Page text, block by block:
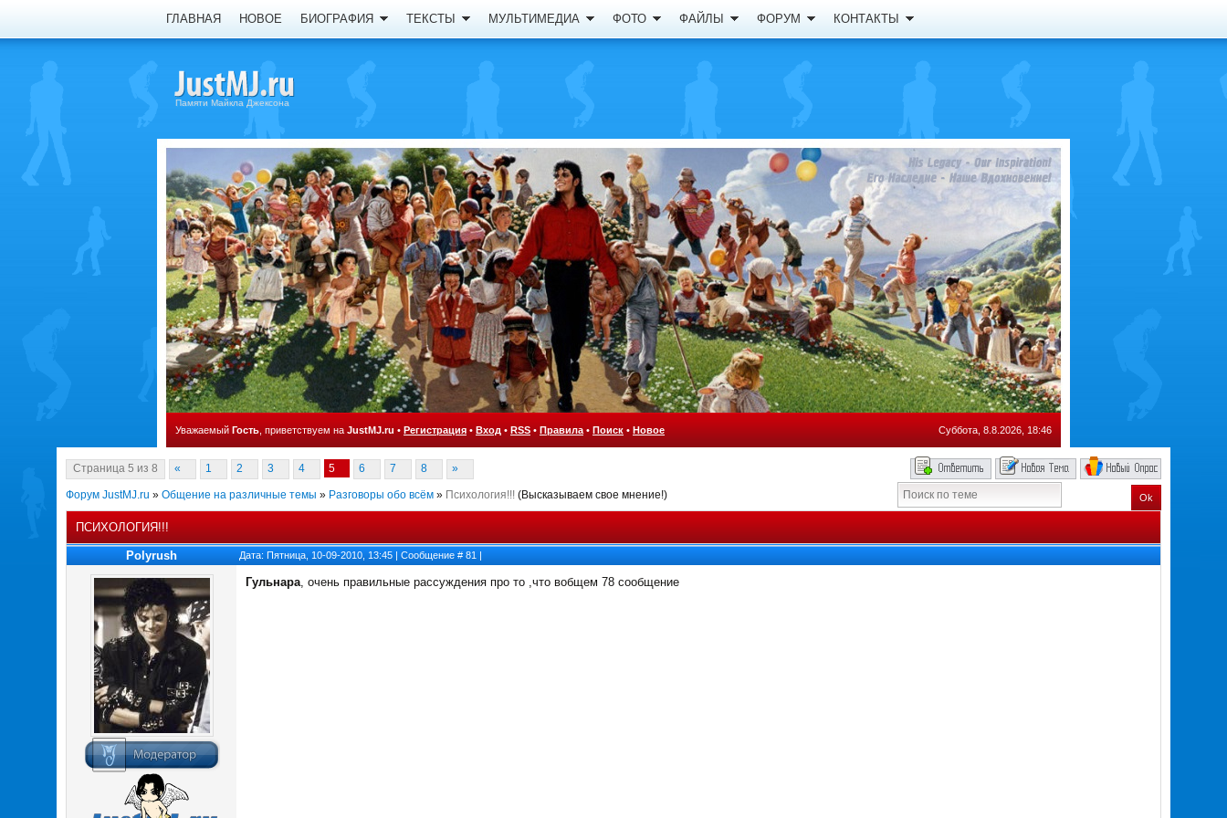
ГЛАВНАЯ НОВОЕ БИОГРАФИЯ ТЕКСТЫ МУЛЬТИМЕДИА ФОТО ФАЙЛЫ ФОРУМ КОНТАКТЫ
Памяти Майкла Джексона
Уважаемый Гость , приветствуем на JustMJ.ru • Регистрация • Вход • RSS • Правила • Поиск • Новое Суббота, 8.8.2026, 18:46
Страница 5 из 8 « 1 2 3 4 5 6 7 8 »
Форум JustMJ.ru » Общение на различные темы » Разговоры обо всём » Психология!!! (Высказываем свое мнение!) Ok
ПСИХОЛОГИЯ!!!
Polyrush Дата: Пятница, 10-09-2010, 13:45 | Сообщение # 81 |
Гульнара, очень правильные рассуждения про то ,что вобщем 78 сообщение